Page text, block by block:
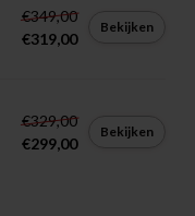
€349,00
€319,00
Bekijken
€329,00
€299,00
Bekijken